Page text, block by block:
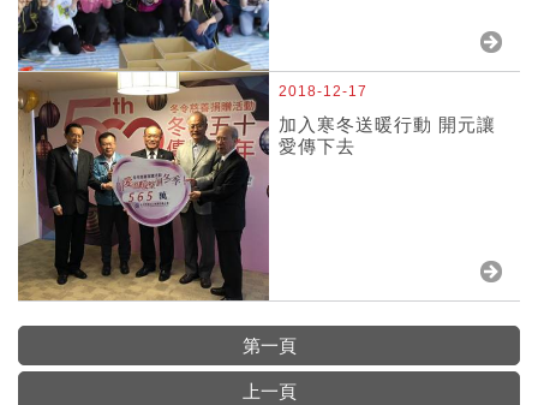
2018-12-17
加入寒冬送暖行動 開元讓
愛傳下去
第一頁
上一頁